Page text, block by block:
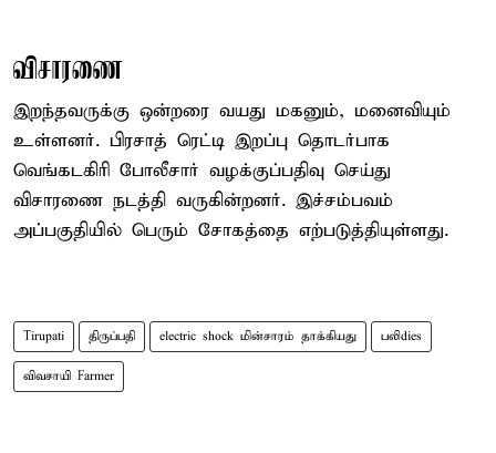
விசாரணை
இறந்தவருக்கு ஒன்றரை வயது மகனும், மனைவியும்
உள்ளனர். பிரசாத் ரெட்டி இறப்பு தொடர்பாக
வெங்கடகிரி போலீசார் வழக்குப்பதிவு செய்து
விசாரணை நடத்தி வருகின்றனர். இச்சம்பவம்
அப்பகுதியில் பெரும் சோகத்தை எற்படுத்தியுள்ளது.
Tirupati திருப்பதி electric shock மின்சாரம் தாக்கியது பலிdies
விவசாயி Farmer